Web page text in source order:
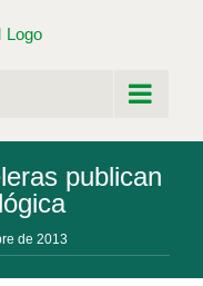
publican
de 2013